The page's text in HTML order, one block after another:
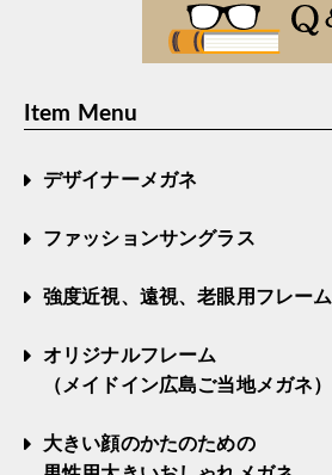
Item Menu
デザイナーメガネ
ファッションサングラス
強度近視、遠視、老眼用フレーム
オリジナルフレーム
（メイドイン広島ご当地メガネ）
大きい顔のかたのための